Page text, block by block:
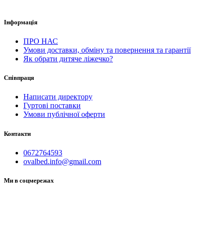
Інформація
ПРО НАС
Умови доставки, обміну та повернення та гарантії
Як обрати дитяче ліжечко?
Співпраця
Написати директору
Гуртові поставки
Умови публічної оферти
Контакти
0672764593
ovalbed.info@gmail.com
Ми в соцмережах